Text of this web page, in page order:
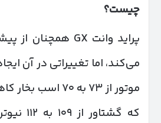
چیست؟
می‌کند، اما تغییراتی در آن
موتور از ۷۳ به ۷۰
که